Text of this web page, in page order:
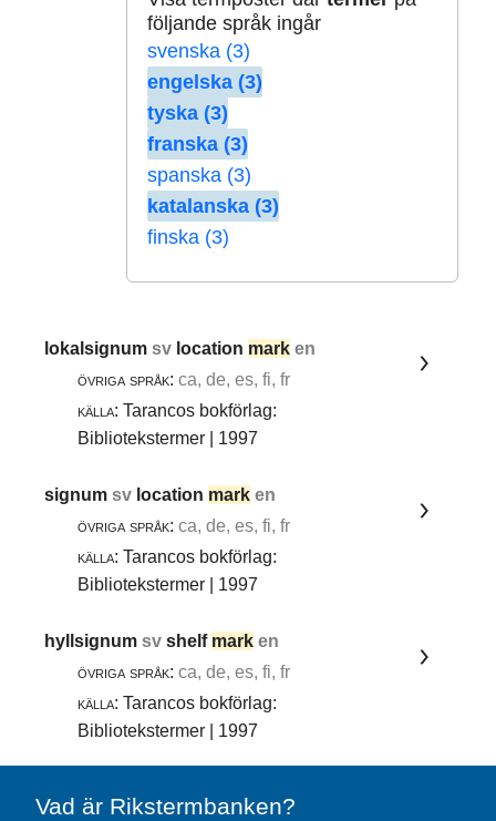
följande språk ingår
svenska (3)
engelska (3)
tyska (3)
franska (3)
spanska (3)
katalanska (3)
finska (3)
lokalsignumsv location mark en
övriga språk: ca, de, es, fi, fr
källa: Tarancos bokförlag:
Bibliotekstermer | 1997
signumsv location mark en
övriga språk: ca, de, es, fi, fr
källa: Tarancos bokförlag:
Bibliotekstermer | 1997
hyllsignumsvshelf mark en
övriga språk: ca, de, es, fi, fr
källa: Tarancos bokförlag:
Bibliotekstermer | 1997
Vad är Rikstermbanken?